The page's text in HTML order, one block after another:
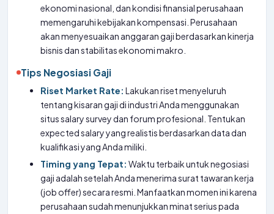
ekonomi nasional, dan kondisi finansial perusahaan
memengaruhi kebijakan kompensasi. Perusahaan
akan menyesuaikan anggaran gaji berdasarkan kinerja
bisnis dan stabilitas ekonomi makro.
Tips Negosiasi Gaji
Riset Market Rate: Lakukan riset menyeluruh
tentang kisaran gaji di industri Anda menggunakan
situs salary survey dan forum profesional. Tentukan
expected salary yang realistis berdasarkan data dan
kualifikasi yang Anda miliki.
Timing yang Tepat: Waktu terbaik untuk negosiasi
gaji adalah setelah Anda menerima surat tawaran kerja
(job offer) secara resmi. Manfaatkan momen ini karena
perusahaan sudah menunjukkan minat serius pada